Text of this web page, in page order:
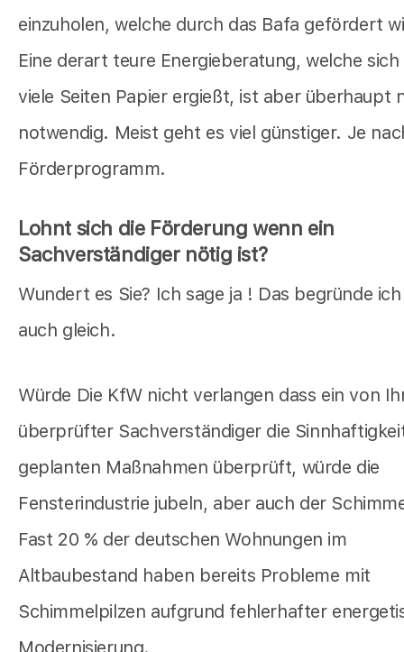
einzuholen, welche durch das Bafa gefördert
Eine derart teure Energieberatung, welche
viele Seiten Papier ergießt, ist aber überhaupt
notwendig. Meist geht es viel günstiger. Je
Förderprogramm.
Lohnt sich die Förderung wenn ein
Sachverständiger nötig ist?
Wundert es Sie? Ich sage ja ! Das begründe
auch gleich.
Würde Die KfW nicht verlangen dass ein von
überprüfter Sachverständiger die
geplanten Maßnahmen überprüft, würde die
Fensterindustrie jubeln, aber auch der
Fast 20 % der deutschen Wohnungen im
Altbaubestand haben bereits Probleme mit
Schimmelpilzen aufgrund fehlerhafter
Modernisierung.